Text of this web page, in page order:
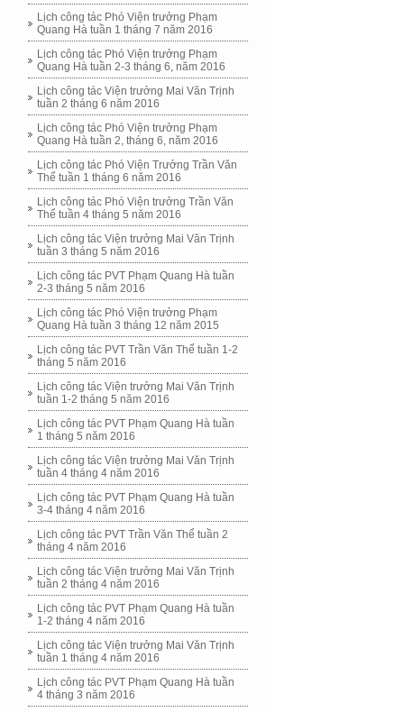
Lịch công tác Phó Viện trưởng Phạm
Quang Hà tuần 1 tháng 7 năm 2016
Lịch công tác Phó Viện trưởng Phạm
Quang Hà tuần 2-3 tháng 6, năm 2016
Lịch công tác Viện trưởng Mai Văn Trịnh
tuần 2 tháng 6 năm 2016
Lịch công tác Phó Viện trưởng Phạm
Quang Hà tuần 2, tháng 6, năm 2016
Lịch công tác Phó Viện Trưởng Trần Văn
Thể tuần 1 tháng 6 năm 2016
Lịch công tác Phó Viện trưởng Trần Văn
Thể tuần 4 tháng 5 năm 2016
Lịch công tác Viện trưởng Mai Văn Trịnh
tuần 3 tháng 5 năm 2016
Lịch công tác PVT Phạm Quang Hà tuần
2-3 tháng 5 năm 2016
Lịch công tác Phó Viện trưởng Phạm
Quang Hà tuần 3 tháng 12 năm 2015
Lịch công tác PVT Trần Văn Thể tuần 1-2
tháng 5 năm 2016
Lịch công tác Viện trưởng Mai Văn Trịnh
tuần 1-2 tháng 5 năm 2016
Lịch công tác PVT Phạm Quang Hà tuần
1 tháng 5 năm 2016
Lịch công tác Viện trưởng Mai Văn Trịnh
tuần 4 tháng 4 năm 2016
Lịch công tác PVT Phạm Quang Hà tuần
3-4 tháng 4 năm 2016
Lịch công tác PVT Trần Văn Thể tuần 2
tháng 4 năm 2016
Lịch công tác Viện trưởng Mai Văn Trịnh
tuần 2 tháng 4 năm 2016
Lịch công tác PVT Phạm Quang Hà tuần
1-2 tháng 4 năm 2016
Lịch công tác Viện trưởng Mai Văn Trịnh
tuần 1 tháng 4 năm 2016
Lịch công tác PVT Phạm Quang Hà tuần
4 tháng 3 năm 2016